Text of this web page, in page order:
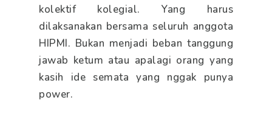
kolektif kolegial. Yang harus
dilaksanakan bersama seluruh anggota
HIPMI. Bukan menjadi beban tanggung
jawab ketum atau apalagi orang yang
kasih ide semata yang nggak punya
power.